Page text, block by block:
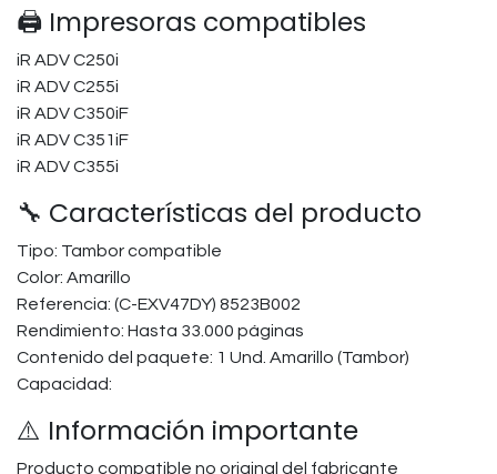
🖨️ Impresoras compatibles
iR ADV C250i
iR ADV C255i
iR ADV C350iF
iR ADV C351iF
iR ADV C355i
🔧 Características del producto
Tipo: Tambor compatible
Color: Amarillo
Referencia: (C-EXV47DY) 8523B002
Rendimiento: Hasta 33.000 páginas
Contenido del paquete: 1 Und. Amarillo (Tambor)
Capacidad:
⚠️ Información importante
Producto compatible no original del fabricante